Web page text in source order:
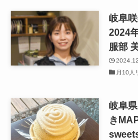
岐阜
2024
服部
月10人
岐阜
き